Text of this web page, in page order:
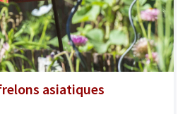
asiatiques